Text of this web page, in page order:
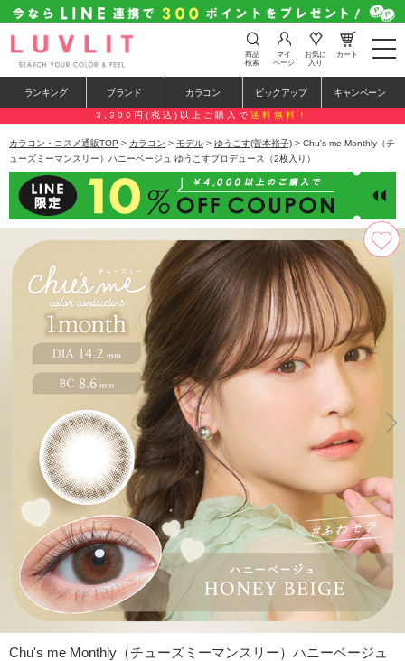
t
o
e
n
a
a
i
o
n
商品
検索
マイ
ページ
お気に
入り
カート
ランキング ブランド カラコン ピックアップ キャンペーン
3,300円(税込)以上ご購入で 送料無料！
カラコン・コスメ通販TOP > カラコン > モデル > ゆうこす(菅本裕子) > Chu's me Monthly（チ
ューズミーマンスリー）ハニーベージュ ゆうこすプロデュース（2枚入り）
Chu's me Monthly（チューズミーマンスリー）ハニーベージュ